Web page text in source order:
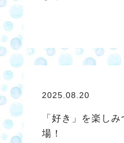
2025.08.20
「好き」を楽し
場！